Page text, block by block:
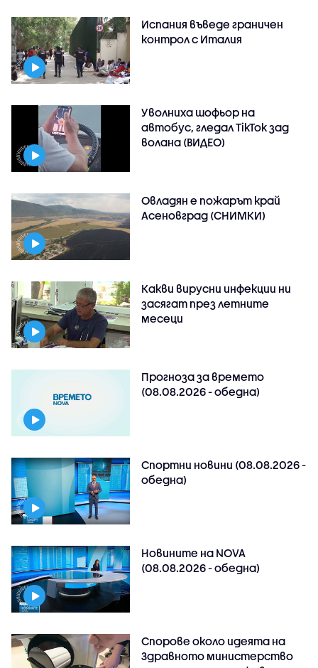
Испания въведе граничен
контрол с Италия
Уволниха шофьор на
автобус, гледал TikTok зад
волана (ВИДЕО)
Овладян е пожарът край
Асеновград (СНИМКИ)
Какви вирусни инфекции ни
засягат през летните
месеци
Прогноза за времето
(08.08.2026 - обедна)
Спортни новини (08.08.2026 -
обедна)
Новините на NOVA
(08.08.2026 - обедна)
Спорове около идеята на
Здравното министерство